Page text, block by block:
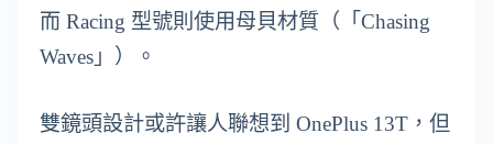
而 Racing 型號則使用母貝材質（「Chasing
Waves」）。
雙鏡頭設計或許讓人聯想到 OnePlus 13T，但